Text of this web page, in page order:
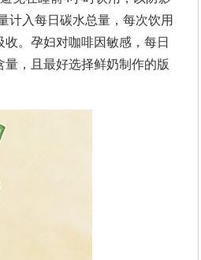
计入每日碳水总量，每次饮用
。孕妇对咖啡因敏感，每日
，且最好选择鲜奶制作的版